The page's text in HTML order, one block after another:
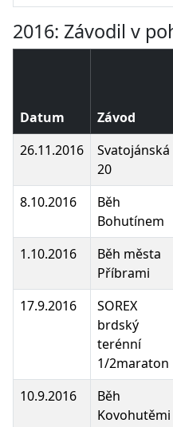
2016: Závodil v
Datum Závod
26.11.2016
Svatojánská
20
8.10.2016
Běh
Bohutínem
1.10.2016
Běh města
Příbrami
17.9.2016
SOREX
brdský
terénní
1/2maraton
10.9.2016
Běh
Kovohutěmi